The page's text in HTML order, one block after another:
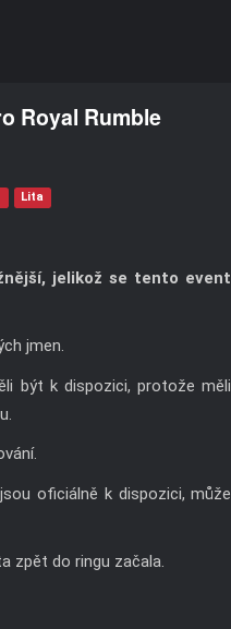
Royal Rumble
Lita
jelikož se tento event
jmen.
být k dispozici, protože měli
oficiálně k dispozici, může
zpět do ringu začala.